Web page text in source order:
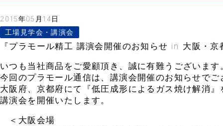
2015年05月14日
工場見学会・講演会
『プラモール精工 講演会開催のお知らせ in 大阪・京
いつも当社商品をご愛顧頂き、誠に有難うございます
今回のプラモール通信は、講演会開催のお知らせでご
大阪府、京都府にて『低圧成形によるガス焼け解消』
講演会を開催いたします。
＜大阪会場